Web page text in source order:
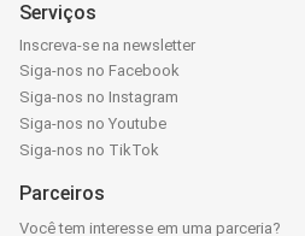
Serviços
Inscreva-se na newsletter
Siga-nos no Facebook
Siga-nos no Instagram
Siga-nos no Youtube
Siga-nos no TikTok
Parceiros
Você tem interesse em uma parceria?